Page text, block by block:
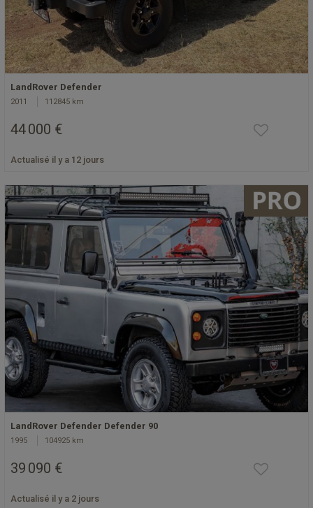
LandRover Defender
2011 112845 km
44 000 €
Actualisé il y a 12 jours
LandRover Defender Defender 90
1995 104925 km
39 090 €
Actualisé il y a 2 jours